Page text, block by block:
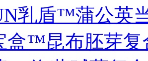
乳盾™蒲公英
盒™昆布胚芽复